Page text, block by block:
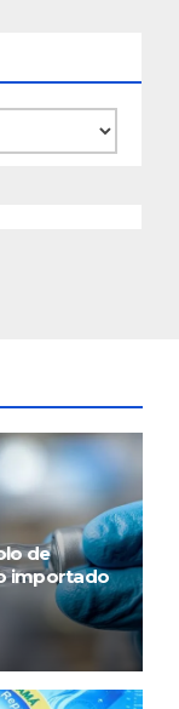
de
importado